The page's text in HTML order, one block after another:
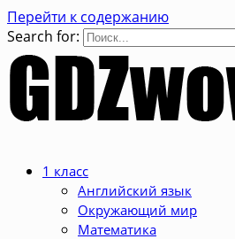
Перейти к содержанию
Search for:
1 класс
Английский язык
Окружающий мир
Математика